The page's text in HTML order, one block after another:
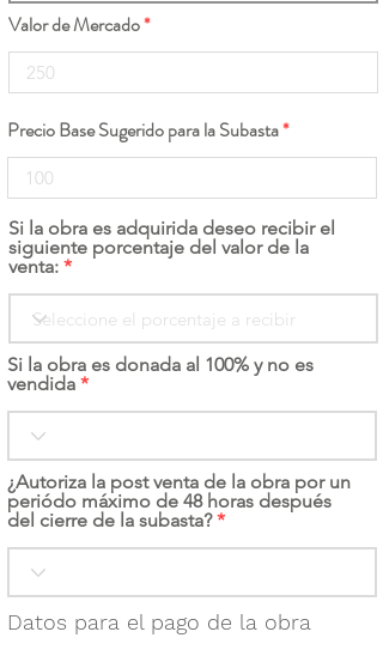
Valor de Mercado
Precio Base Sugerido para la Subasta
Si la obra es adquirida deseo recibir el
siguiente porcentaje del valor de la
venta:
Si la obra es donada al 100% y no es
vendida
¿Autoriza la post venta de la obra por un
periódo máximo de 48 horas después
del cierre de la subasta?
Datos para el pago de la obra